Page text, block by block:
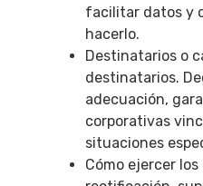
facilitar datos y
hacerlo.
Destinatarios o
destinatarios.
adecuación,
corporativas
situaciones
Cómo ejercer